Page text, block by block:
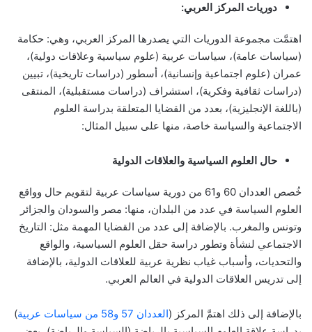
دوريات المركز العربي:
اهتمَّت مجموعة الدوريات التي يصدرها المركز العربي، وهي: حكامة
(سياسات عامة)، سياسات عربية (علوم سياسية وعلاقات دولية)،
عمران (علوم اجتماعية وإنسانية)، أسطور (دراسات تاريخية)، تبيين
(دراسات ثقافية وفكرية)، استشراف (دراسات مستقبلية)، المنتقى
(باللغة الإنجليزية)، بعدد من القضايا المتعلقة بدراسة العلوم
الاجتماعية والسياسة خاصة، منها على سبيل المثال:
حال العلوم السياسية والعلاقات الدولية
خُصص العددان 60 و61 من دورية سياسات عربية لتقويم حال وواقع
العلوم السياسة في عدد من البلدان، منها: مصر والسودان والجزائر
وتونس والمغرب. بالإضافة إلى عدد من القضايا المهمة مثل: التاريخ
الاجتماعي لنشأة وتطور دراسة حقل العلوم السياسية، والواقع
والتحديات، وأسباب غياب نظرية عربية للعلاقات الدولية، بالإضافة
إلى تدريس العلاقات الدولية في العالم العربي.
بالإضافة إلى ذلك اهتمَّ المركز (العددان 57 و58 من سياسات عربية
)